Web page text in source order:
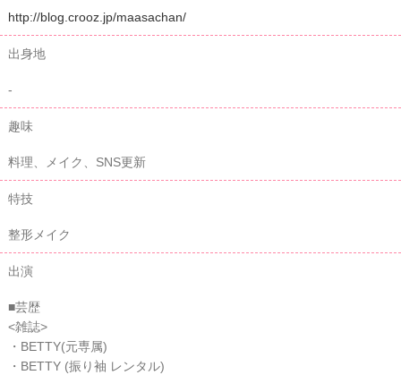
http://blog.crooz.jp/maasachan/
出身地
-
趣味
料理、メイク、SNS更新
特技
整形メイク
出演
■芸歴
<雑誌>
・BETTY(元専属)
・BETTY (振り袖 レンタル)